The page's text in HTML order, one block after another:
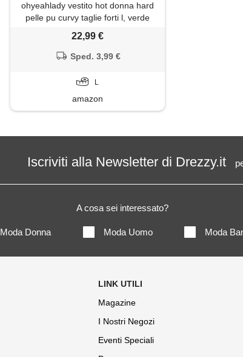
ohyeahlady vestito hot donna hard
pelle pu curvy taglie forti l, verde
22,99 €
Sped. 3,99 €
L
amazon
Iscriviti alla Newsletter di Drezzy.it
A cosa sei interessato?
Moda Donna Moda Uomo Moda
Magazine
I Nostri Negozi
Eventi Speciali